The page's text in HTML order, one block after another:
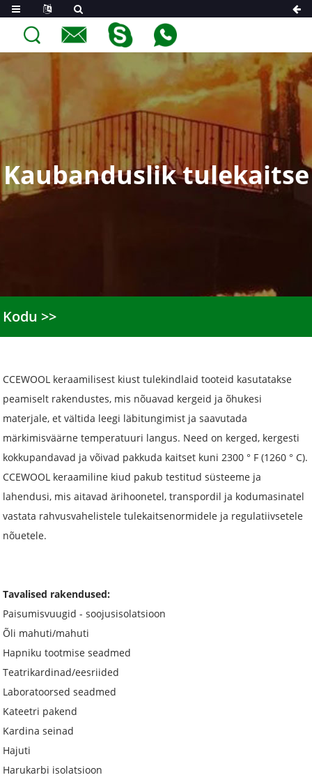
Kaubanduslik tulekaitse
Kodu
CCEWOOL keraamilisest kiust tulekindlaid tooteid kasutatakse
peamiselt rakendustes, mis nõuavad kergeid ja õhukesi
materjale, et vältida leegi läbitungimist ja saavutada
märkimisväärne temperatuuri langus. Need on kerged, kergesti
kokkupandavad ja võivad pakkuda kaitset kuni 2300 ° F (1260 ° C).
CCEWOOL keraamiline kiud pakub testitud süsteeme ja
lahendusi, mis aitavad ärihoonetel, transpordil ja kodumasinatel
vastata rahvusvahelistele tulekaitsenormidele ja regulatiivsetele
nõuetele.
Tavalised rakendused:
Paisumisvuugid - soojusisolatsioon
Õli mahuti/mahuti
Hapniku tootmise seadmed
Teatrikardinad/eesriided
Laboratoorsed seadmed
Kateetri pakend
Kardina seinad
Hajuti
Harukarbi isolatsioon